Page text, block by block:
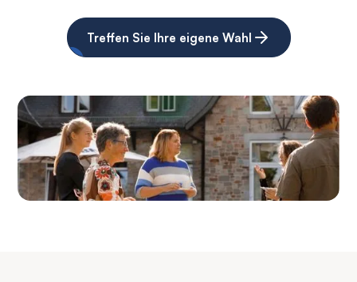
Treffen Sie Ihre eigene Wahl